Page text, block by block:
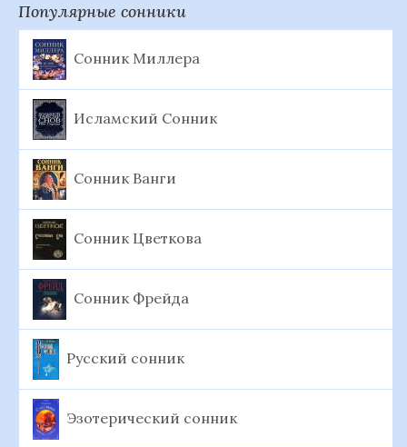
Популярные сонники
Сонник Миллера
Исламский Сонник
Сонник Ванги
Сонник Цветкова
Сонник Фрейда
Русский сонник
Эзотерический сонник